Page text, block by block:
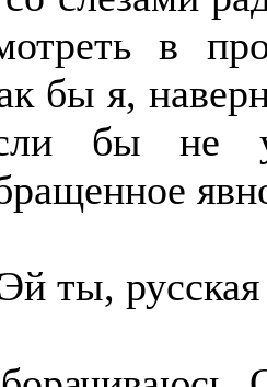
в
бы я,
бы не
ты,